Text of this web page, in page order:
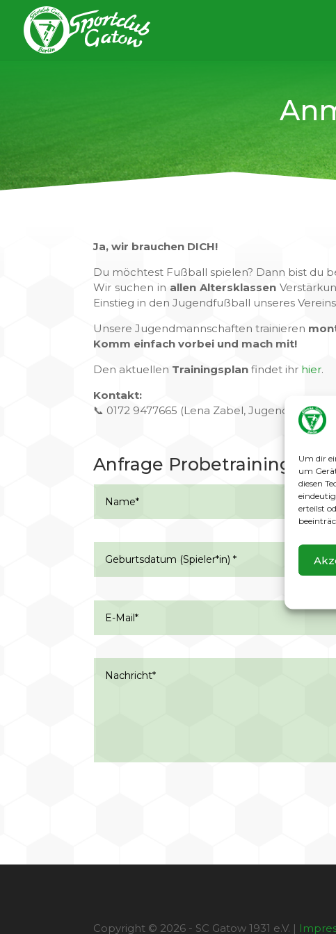
Um dir
um
diesen
erteilst
Ja, wir brauchen DICH!
Du möchtest Fußball spielen? Dann bist du
Wir suchen in allen Altersklassen
Einstieg in den Jugendfußball unseres
Unsere Jugendmannschaften trainieren
Komm einfach vorbei und mach mit!
Den aktuellen Trainingsplan findet ihr hier.
Kontakt:
📞 0172 9477665 (Lena Zabel, Jugendleiterin)
Anfrage Probetraining
Copyright © 2026 - SC Gatow 1931 e.V. |